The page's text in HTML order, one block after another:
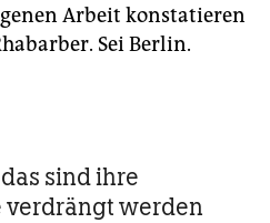
Arbeit konstatieren
Sei Berlin.
sind ihre
verdrängt werden